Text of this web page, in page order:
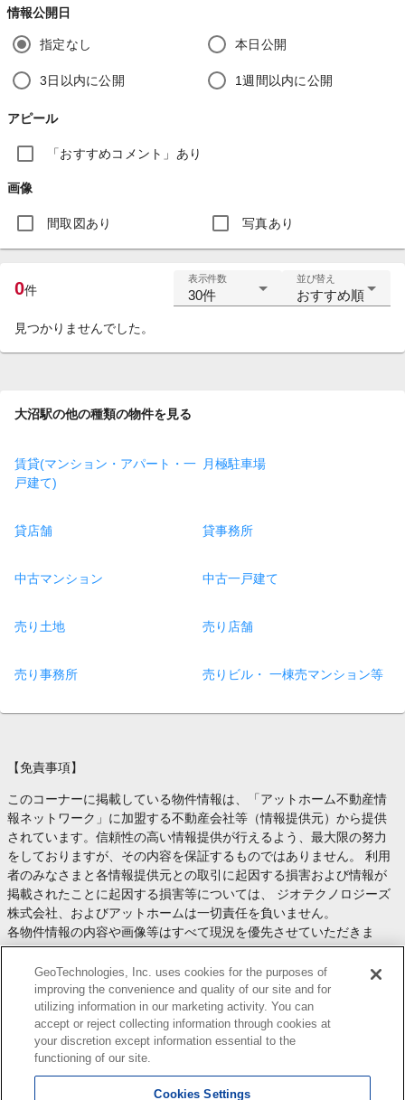
情報公開日
指定なし 本日公開
3日以内に公開 1週間以内に公開
アピール
「おすすめコメント」あり
画像
間取図あり 写真あり
0件
表示件数
30件
並び替え
おすすめ順
見つかりませんでした。
大沼駅の他の種類の物件を見る
賃貸(マンション・アパート・一
戸建て)
月極駐車場
貸店舗 貸事務所
中古マンション 中古一戸建て
売り土地 売り店舗
売り事務所 売りビル・ 一棟売マンション等
【免責事項】
このコーナーに掲載している物件情報は、「アットホーム不動産情
報ネットワーク」に加盟する不動産会社等（情報提供元）から提供
されています。信頼性の高い情報提供が行えるよう、最大限の努力
をしておりますが、その内容を保証するものではありません。 利用
者のみなさまと各情報提供元との取引に起因する損害および情報が
掲載されたことに起因する損害等については、 ジオテクノロジーズ
株式会社、およびアットホームは一切責任を負いません。
各物件情報の内容や画像等はすべて現況を優先させていただきま
す。
お取引等（お取引の準備、資金調達等を含みます）の際には、内容
や契約条件等について、 各情報提供元より十分な説明を受け、ご自
身でご確認の上、判断してください。
このコーナーへの物件情報のご掲載、その他不動産業務ソリューシ
ョン等についての不動産会社様のお問合せはこちら
します。
GeoTechnologies, Inc. uses cookies for the purposes of
improving the convenience and quality of our site and for
utilizing information in our marketing activity. You can
accept or reject collecting information through cookies at
your discretion except information essential to the
functioning of our site.
Cookies Settings